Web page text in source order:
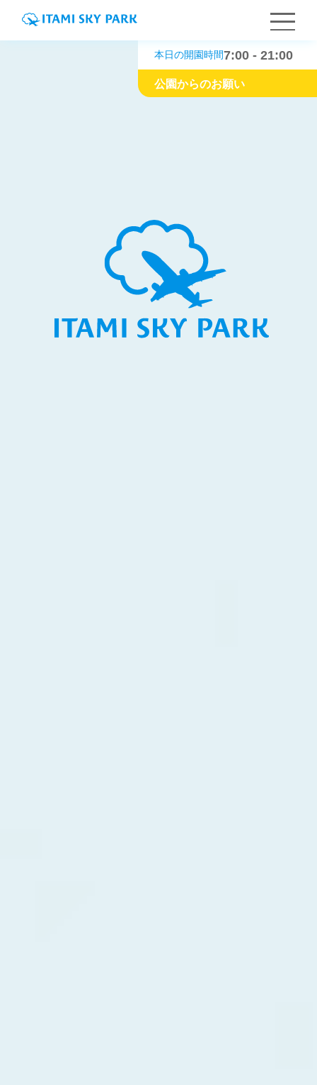
本日の開園時間7:00 - 21:00
公園からのお願い